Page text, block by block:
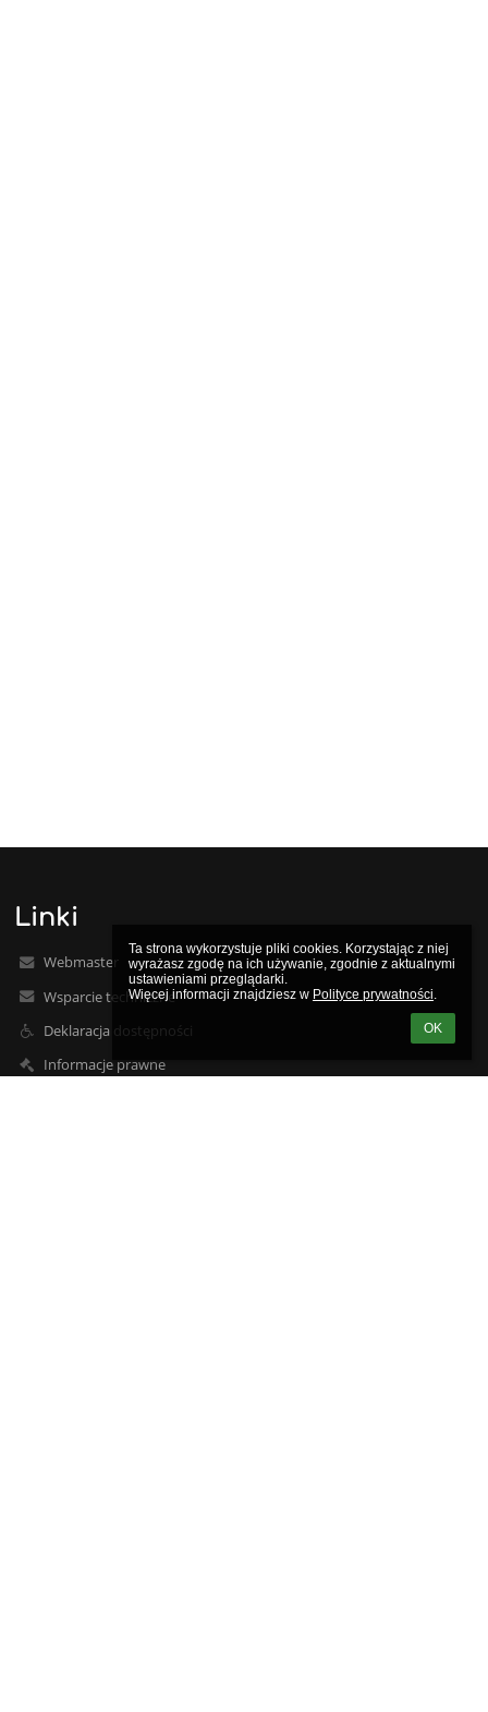
Ta strona wykorzystuje pliki cookies. Korzystając z niej
wyrażasz zgodę na ich używanie, zgodnie z aktualnymi
ustawieniami przeglądarki.
Więcej informacji znajdziesz w Polityce prywatności.
OK
Linki
Webmaster
Wsparcie techniczne
Deklaracja dostępności
Informacje prawne